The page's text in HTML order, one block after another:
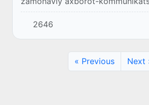
texnologiyalaridan keng
qoʻshimcha chora-tadbirlar
Hukumat qarori...
2646
« Previous Next